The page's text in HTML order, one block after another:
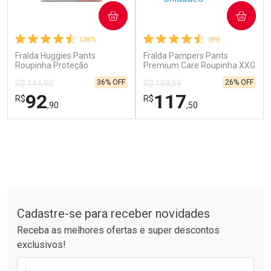
Ver Desconto Convênio Ver Desconto Convênio
(387)
Fralda Huggies Pants
Roupinha Proteção
Acolchoada XG 80 Unidades
R$ 144,90
R$92,90
36% OFF
COMPRAR
(89)
Fralda Pampers Pants
Premium Care Roupinha XXG
R$ 159,59
R$117,50
26% OFF
COMPRAR
Cadastre-se para receber novidades
Receba as melhores ofertas e super descontos
exclusivos!